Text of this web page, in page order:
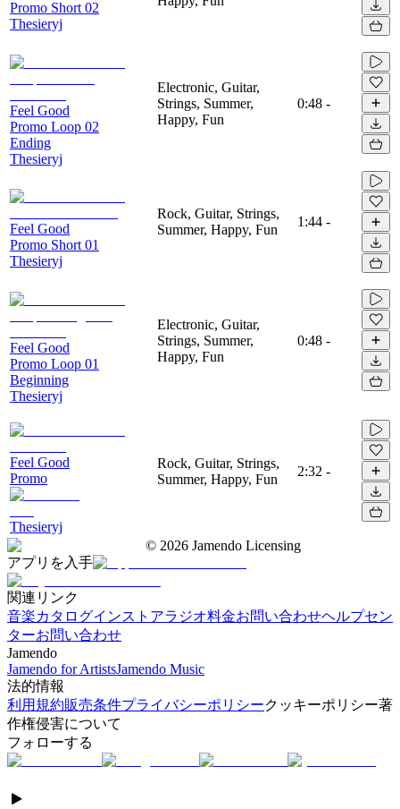
Promo Short 02
Thesieryj
Feel Good
Promo Loop 02
Ending
Thesieryj
Electronic, Guitar,
Strings, Summer,
Happy, Fun
0:48 -
Feel Good
Promo Short 01
Thesieryj
Rock, Guitar, Strings,
Summer, Happy, Fun
1:44 -
Feel Good
Promo Loop 01
Beginning
Thesieryj
Electronic, Guitar,
Strings, Summer,
Happy, Fun
0:48 -
Feel Good
Promo
Thesieryj
Rock, Guitar, Strings,
Summer, Happy, Fun
2:32 -
© 2026 Jamendo Licensing
アプリを入手
関連リンク
音楽カタログインストアラジオ料金お問い合わせヘルプセン
ターお問い合わせ
Jamendo
Jamendo for ArtistsJamendo Music
法的情報
利用規約販売条件プライバシーポリシークッキーポリシー著
作権侵害について
フォローする